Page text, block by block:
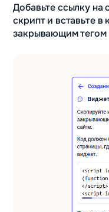
Добавьте ссылку на
скрипт и вставьте
закрывающим